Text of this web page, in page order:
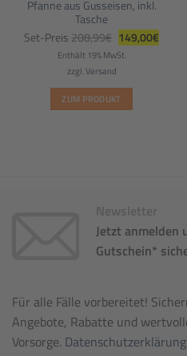
Pfanne aus Gusseisen, inkl.
Tasche
Set-Preis 208,99€ Ursprünglicher
Preis
war:
149,00€Preis
Enthält 19% MwSt.
zzgl.Versand
ZUM PRODUKT
Newsletter
Jetzt anmelden
Gutschein*
Für alle Fälle vorbereitet!
Angebote, Rabatte und
Vorsorge. Datenschutzerklärung